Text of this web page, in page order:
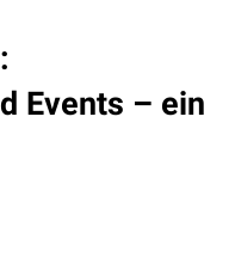
Events – ein